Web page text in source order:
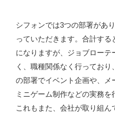
シフォンでは3つの部署があ
っていただきます。合計す
になりますが、ジョブローテ
く、職種関係なく行ってお
の部署でイベント企画や、メ
ミニゲーム制作などの実務を
これもまた、会社が取り組ん